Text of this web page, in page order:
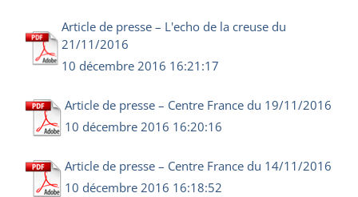
Article de presse – L'echo de la creuse du
21/11/2016
10 décembre 2016 16:21:17
Article de presse – Centre France du 19/11/2016
10 décembre 2016 16:20:16
Article de presse – Centre France du 14/11/2016
10 décembre 2016 16:18:52